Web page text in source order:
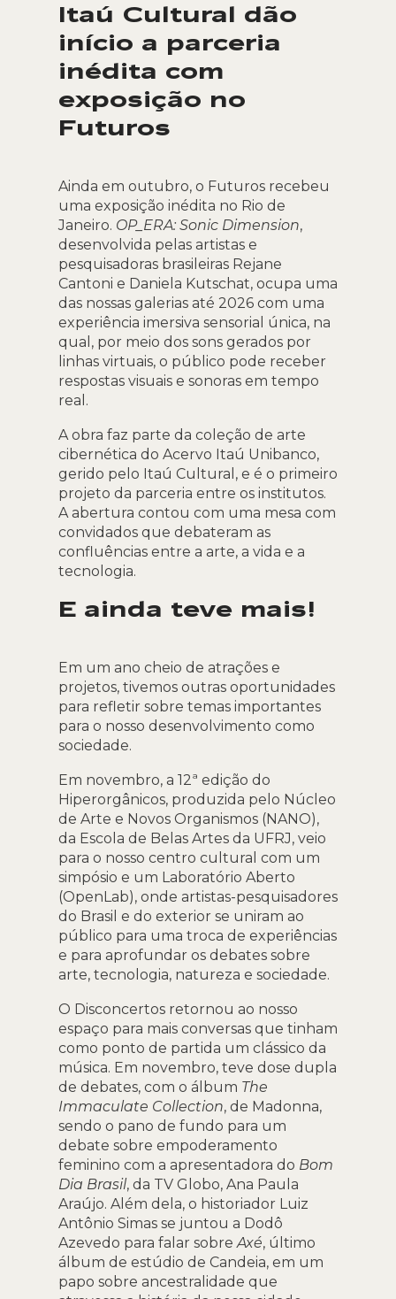
Itaú Cultural dão
início a parceria
inédita com
exposição no
Futuros
Ainda em outubro, o Futuros recebeu
uma exposição inédita no Rio de
Janeiro. OP_ERA: Sonic Dimension,
desenvolvida pelas artistas e
pesquisadoras brasileiras Rejane
Cantoni e Daniela Kutschat, ocupa uma
das nossas galerias até 2026 com uma
experiência imersiva sensorial única, na
qual, por meio dos sons gerados por
linhas virtuais, o público pode receber
respostas visuais e sonoras em tempo
real.
A obra faz parte da coleção de arte
cibernética do Acervo Itaú Unibanco,
gerido pelo Itaú Cultural, e é o primeiro
projeto da parceria entre os institutos.
A abertura contou com uma mesa com
convidados que debateram as
confluências entre a arte, a vida e a
tecnologia.
E ainda teve mais!
Em um ano cheio de atrações e
projetos, tivemos outras oportunidades
para refletir sobre temas importantes
para o nosso desenvolvimento como
sociedade.
Em novembro, a 12ª edição do
Hiperorgânicos, produzida pelo Núcleo
de Arte e Novos Organismos (NANO),
da Escola de Belas Artes da UFRJ, veio
para o nosso centro cultural com um
simpósio e um Laboratório Aberto
(OpenLab), onde artistas-pesquisadores
do Brasil e do exterior se uniram ao
público para uma troca de experiências
e para aprofundar os debates sobre
arte, tecnologia, natureza e sociedade.
O Disconcertos retornou ao nosso
espaço para mais conversas que tinham
como ponto de partida um clássico da
música. Em novembro, teve dose dupla
de debates, com o álbum The
Immaculate Collection, de Madonna,
sendo o pano de fundo para um
debate sobre empoderamento
feminino com a apresentadora do Bom
Dia Brasil, da TV Globo, Ana Paula
Araújo. Além dela, o historiador Luiz
Antônio Simas se juntou a Dodô
Azevedo para falar sobreAxé, último
álbum de estúdio de Candeia, em um
papo sobre ancestralidade que